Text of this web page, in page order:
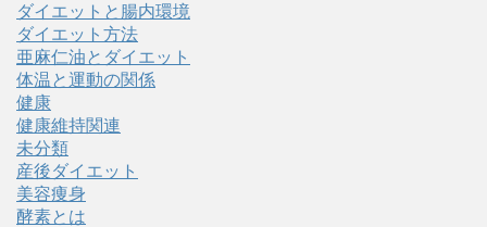
ダイエットと腸内環境
ダイエット方法
亜麻仁油とダイエット
体温と運動の関係
健康
健康維持関連
未分類
産後ダイエット
美容痩身
酵素とは